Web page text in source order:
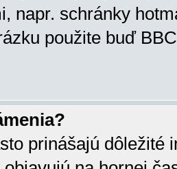
napr. schránky
použite buď
prinášajú dôležité